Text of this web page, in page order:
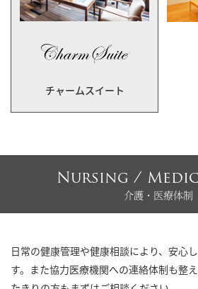
チャームスイート
Nursing /
介護・医療体制
日常の健康管理や健康相談により、安心
す。また協力医療機関への連絡体制も整